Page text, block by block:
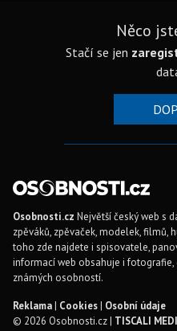
Něco
Stačí se jen
Osobnosti.cz Největší český web s
zpěváků, zpěvaček, modelek, filmů,
toho zde najdete i spisovatele,
informací web obsahuje i
známých osobností.
Reklama| Cookies| Osobní údaje
© 2026 Osobnosti.cz | TISCALI